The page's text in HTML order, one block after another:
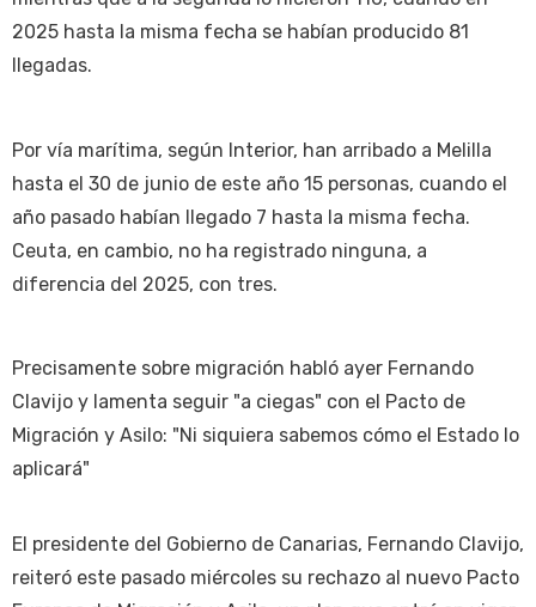
2025 hasta la misma fecha se habían producido 81
llegadas.
Por vía marítima, según Interior, han arribado a Melilla
hasta el 30 de junio de este año 15 personas, cuando el
año pasado habían llegado 7 hasta la misma fecha.
Ceuta, en cambio, no ha registrado ninguna, a
diferencia del 2025, con tres.
Precisamente sobre migración habló ayer Fernando
Clavijo y lamenta seguir "a ciegas" con el Pacto de
Migración y Asilo: "Ni siquiera sabemos cómo el Estado lo
aplicará"
El presidente del Gobierno de Canarias, Fernando Clavijo,
reiteró este pasado miércoles su rechazo al nuevo Pacto